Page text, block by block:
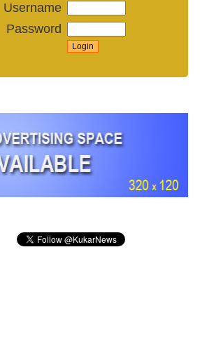
Username
Password